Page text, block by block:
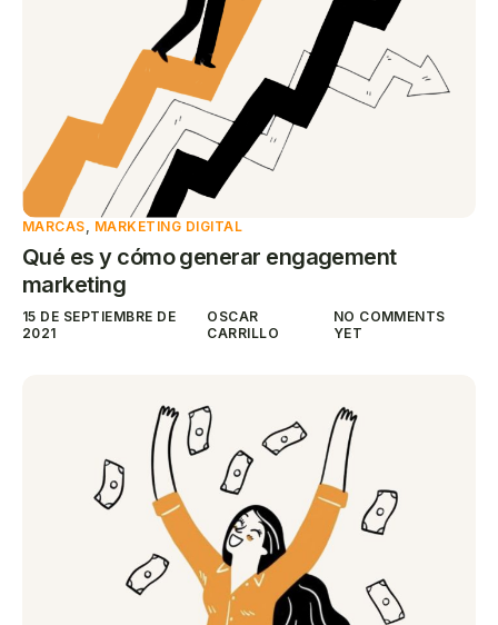
MARCAS, MARKETING DIGITAL
Qué es y cómo generar engagement
marketing
15 DE SEPTIEMBRE DE
2021
OSCAR
CARRILLO
NO COMMENTS
YET